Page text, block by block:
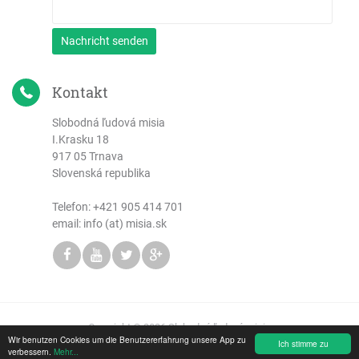
Ich stimme zu
Wir benutzen Cookies um die Benutzererfahrung unsere App zu
verbessern. Mehr...
Nachricht senden
Kontakt
Slobodná ľudová misia
I.Krasku 18
917 05 Trnava
Slovenská republika
Telefon:+421 905 414 701
email: info (at) misia.sk
Copyright © 2026 Slobodná ľudová misia